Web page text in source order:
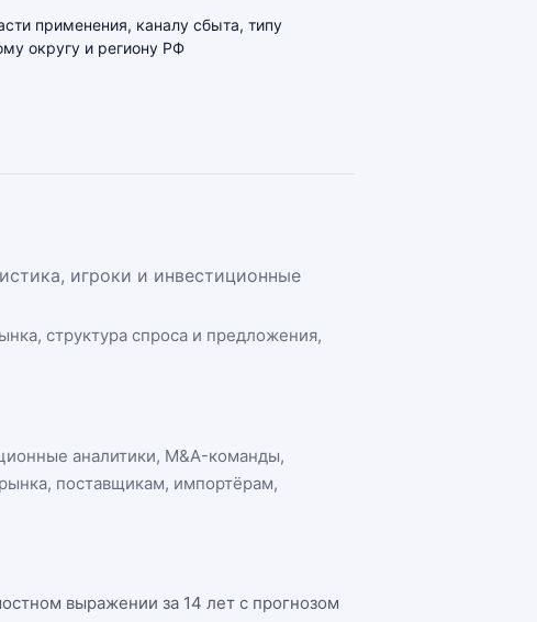
применения, каналу сбыта, типу
округу и региону РФ
игроки и инвестиционные
, структура спроса и предложения,
аналитики, M&A-команды,
, поставщикам, импортёрам,
выражении за 14 лет с прогнозом